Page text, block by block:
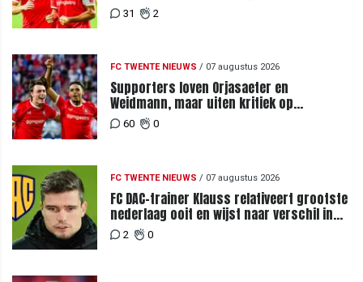
en PEC Zwolle
31 2
FC TWENTE NIEUWS / 07 augustus 2026
Supporters loven Orjasaeter en
Weidmann, maar uiten kritiek op
Weghorst na ruime zege op FC DAC
60 0
FC TWENTE NIEUWS / 07 augustus 2026
FC DAC-trainer Klauss relativeert grootste
nederlaag ooit en wijst naar verschil in
selectiewaarden
2 0